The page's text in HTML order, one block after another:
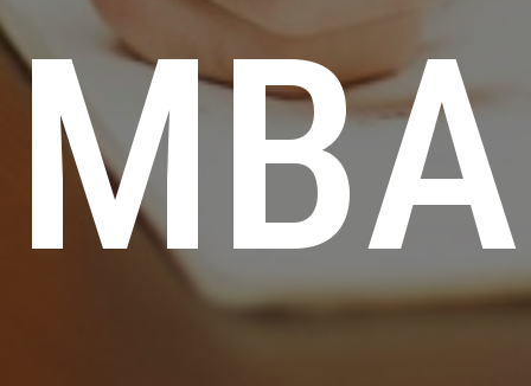
MBA